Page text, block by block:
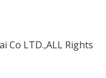
Co LTD.,ALL Rights